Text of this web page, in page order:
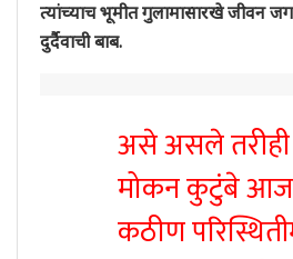
त्यांच्याच भूमीत गुलामासारखे जीवन
दुर्दैवाची बाब.
असे असले तरीही
मोकन कुटुंबे
कठीण